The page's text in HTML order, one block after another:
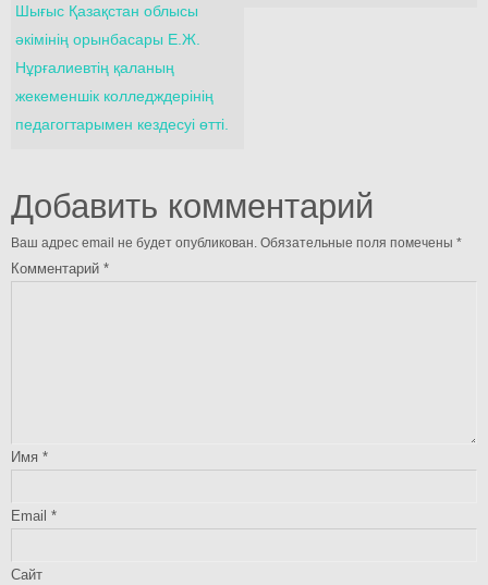
Шығыс Қазақстан облысы
әкімінің орынбасары Е.Ж.
Нұрғалиевтің қаланың
жекеменшік колледждерінің
педагогтарымен кездесуі өтті.
Добавить комментарий
Ваш адрес email не будет опубликован. Обязательные поля помечены *
Комментарий *
Имя *
Email *
Сайт